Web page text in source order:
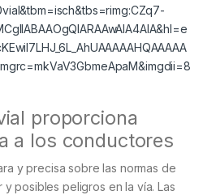
proporciona
a los conductores
y precisa sobre las normas de
posibles peligros en la vía. Las